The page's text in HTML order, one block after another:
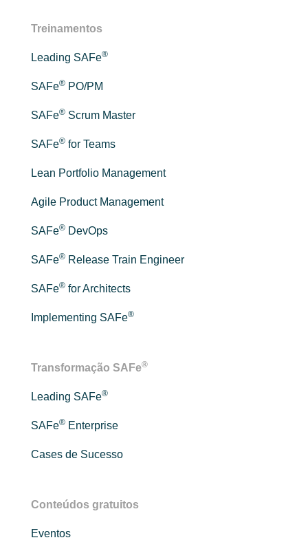
Treinamentos
Leading SAFe®
SAFe® PO/PM
SAFe® Scrum Master
SAFe® for Teams
Lean Portfolio Management
Agile Product Management
SAFe® DevOps
SAFe® Release Train Engineer
SAFe® for Architects
Implementing SAFe®
Transformação SAFe®
Leading SAFe®
SAFe® Enterprise
Cases de Sucesso
Conteúdos gratuitos
Eventos